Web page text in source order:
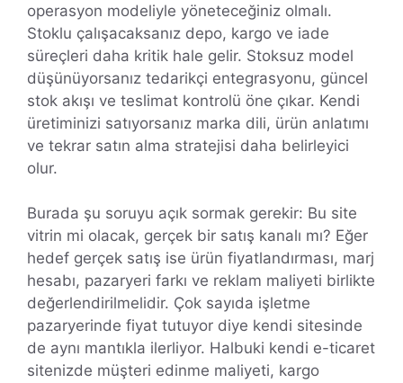
operasyon modeliyle yöneteceğiniz olmalı.
Stoklu çalışacaksanız depo, kargo ve iade
süreçleri daha kritik hale gelir. Stoksuz model
düşünüyorsanız tedarikçi entegrasyonu, güncel
stok akışı ve teslimat kontrolü öne çıkar. Kendi
üretiminizi satıyorsanız marka dili, ürün anlatımı
ve tekrar satın alma stratejisi daha belirleyici
olur.
Burada şu soruyu açık sormak gerekir: Bu site
vitrin mi olacak, gerçek bir satış kanalı mı? Eğer
hedef gerçek satış ise ürün fiyatlandırması, marj
hesabı, pazaryeri farkı ve reklam maliyeti birlikte
değerlendirilmelidir. Çok sayıda işletme
pazaryerinde fiyat tutuyor diye kendi sitesinde
de aynı mantıkla ilerliyor. Halbuki kendi e-ticaret
sitenizde müşteri edinme maliyeti, kargo